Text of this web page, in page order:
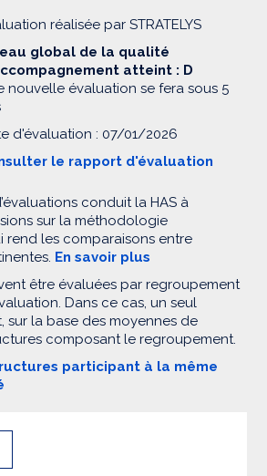
réalisée par STRATELYS
global de la qualité
atteint : D
nouvelle évaluation se fera sous 5
d'évaluation : 07/01/2026
le rapport d'évaluation
conduit la HAS à
sur la méthodologie
rend les comparaisons entre
En savoir plus
être évaluées par regroupement
Dans ce cas, un seul
sur la base des moyennes de
composant le regroupement.
participant à la même